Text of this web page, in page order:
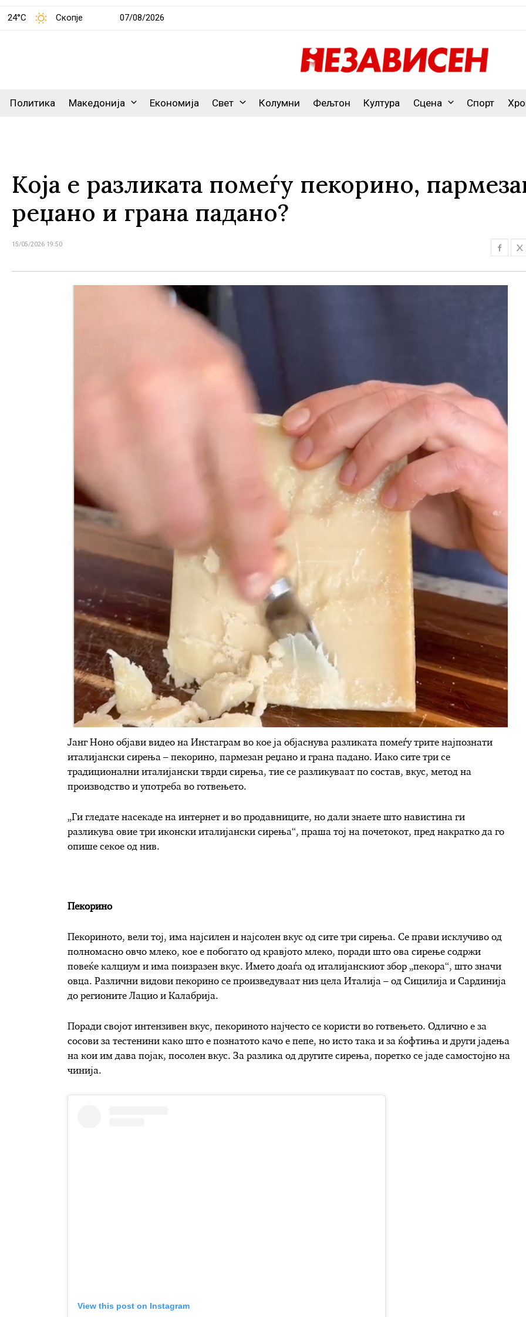
24°C Скопје 07/08/2026
Политика Македонија Економија Свет Колумни Фељтон Култура Сцена Спорт
Која е разликата помеѓу пекорино,
реџано и грана падано?
15/05/2026 19:50
Јанг Ноно објави видео на Инстаграм во кое ја објаснува разликата помеѓу трите најпознати
италијански сирења – пекорино, пармезан реџано и грана падано. Иако сите три се
традиционални италијански тврди сирења, тие се разликуваат по состав, вкус, метод на
производство и употреба во готвењето.
„Ги гледате насекаде на интернет и во продавниците, но дали знаете што навистина ги
разликува овие три иконски италијански сирења“, праша тој на почетокот, пред накратко да го
опише секое од нив.
Пекорино
Пекориното, вели тој, има најсилен и најсолен вкус од сите три сирења. Се прави исклучиво од
полномасно овчо млеко, кое е побогато од кравјото млеко, поради што ова сирење содржи
повеќе калциум и има поизразен вкус. Името доаѓа од италијанскиот збор „пекора“, што значи
овца. Различни видови пекорино се произведуваат низ цела Италија – од Сицилија и Сардинија
до регионите Лацио и Калабрија.
Поради својот интензивен вкус, пекориното најчесто се користи во готвењето. Одлично е за
сосови за тестенини како што е познатото качо е пепе, но исто така и за ќофтиња и други јадења
на кои им дава појак, посолен вкус. За разлика од другите сирења, поретко се јаде самостојно на
чинија.
View this post on Instagram